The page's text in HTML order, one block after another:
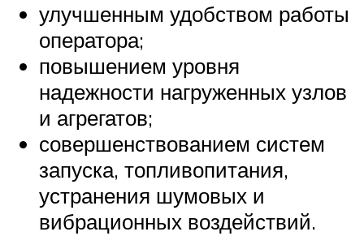
улучшенным удобством работы
оператора;
повышением уровня
надежности нагруженных узлов
и агрегатов;
совершенствованием систем
запуска, топливопитания,
устранения шумовых и
вибрационных воздействий.